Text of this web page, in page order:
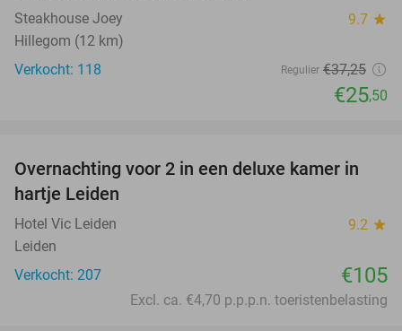
Steakhouse Joey 9.7 star
Hillegom (12 km)
Verkocht: 118
Regulier €37,25
€25,50
Overnachting voor 2 in een deluxe kamer in
hartje Leiden
Hotel Vic Leiden 9.2 star
Leiden
Verkocht: 207
€105
Excl. ca. €4,70 p.p.p.n. toeristenbelasting